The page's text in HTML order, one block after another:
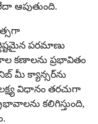
ఆపుతుంది.
పరమాణు
కణాలను ప్రభావితం
మీ క్యాన్సర్‌ను
విధానం తరచుగా
కలిగిస్తుంది,